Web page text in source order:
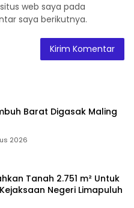
web saya pada
saya berikutnya.
Barat Digasak Maling
2026
Tanah 2.751 m² Untuk
Negeri Limapuluh